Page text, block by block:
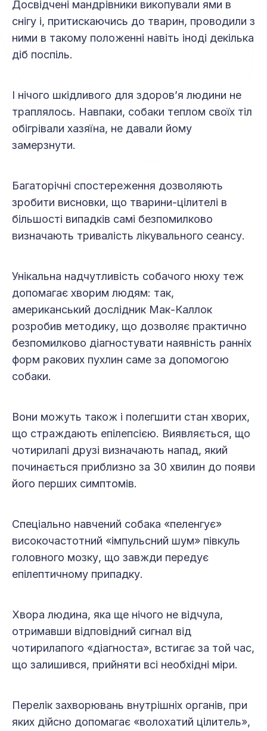
Досвідчені мандрівники викопували ями в
снігу і, притискаючись до тварин, проводили з
ними в такому положенні навіть іноді декілька
діб поспіль.
І нічого шкідливого для здоров’я людини не
траплялось. Навпаки, собаки теплом своїх тіл
обігрівали хазяїна, не давали йому
замерзнути.
Багаторічні спостереження дозволяють
зробити висновки, що тварини-цілителі в
більшості випадків самі безпомилково
визначають тривалість лікувального сеансу.
Унікальна надчутливість собачого нюху теж
допомагає хворим людям: так,
американський дослідник Мак-Каллок
розробив методику, що дозволяє практично
безпомилково діагностувати наявність ранніх
форм ракових пухлин саме за допомогою
собаки.
Вони можуть також і полегшити стан хворих,
що страждають епілепсією. Виявляється, що
чотирилапі друзі визначають напад, який
починається приблизно за 30 хвилин до появи
його перших симптомів.
Спеціально навчений собака «пеленгує»
високочастотний «імпульсний шум» півкуль
головного мозку, що завжди передує
епілептичному припадку.
Хвора людина, яка ще нічого не відчула,
отримавши відповідний сигнал від
чотирилапого «діагноста», встигає за той час,
що залишився, прийняти всі необхідні міри.
Перелік захворювань внутрішніх органів, при
яких дійсно допомагає «волохатий цілитель»,